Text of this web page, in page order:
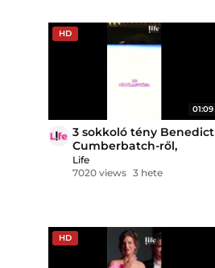
HD
01:09
3 sokkoló tény Benedict
Cumberbatch-ről,
amiket biztosan nem
tudtál!
Life
7020 views 3 hete
HD